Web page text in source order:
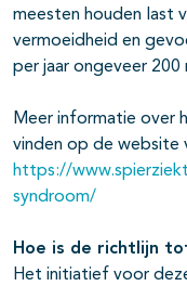
meesten houden last
vermoeidheid en
per jaar ongeveer 200
Meer informatie over
vinden op de website
https://
syndroom/
Hoe is de richtlijn
Het initiatief voor